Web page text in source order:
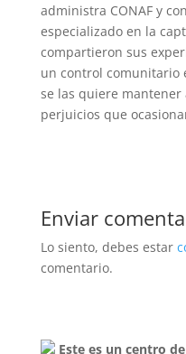
administra CONAF y
especializado en la
compartieron sus
un control comunitario
se las quiere
perjuicios que
Enviar
Lo siento, debes estar
comentario.
Este es un centro